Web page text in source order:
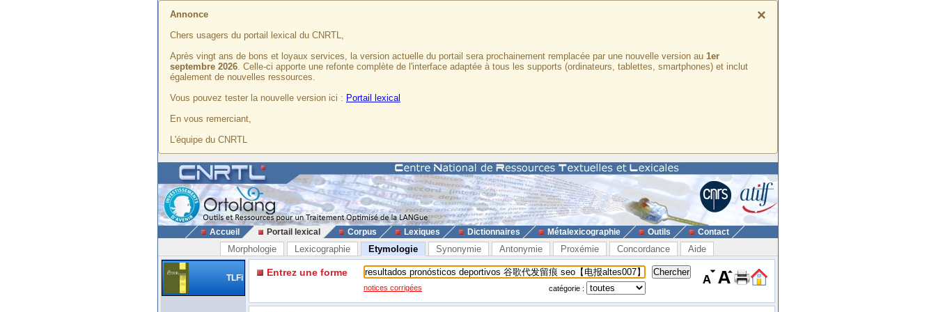
×
Annonce
Chers usagers du portail lexical du CNRTL,
Après vingt ans de bons et loyaux services, la version actuelle du portail sera prochainement remplacée par une nouvelle version au 1er
septembre 2026. Celle-ci apporte une refonte complète de l'interface adaptée à tous les supports (ordinateurs, tablettes, smartphones) et inclut
également de nouvelles ressources.
Vous pouvez tester la nouvelle version ici : Portail lexical
En vous remerciant,
L'équipe du CNRTL
Accueil Portail lexical Corpus Lexiques Dictionnaires Métalexicographie Outils Contact
Morphologie Lexicographie Etymologie Synonymie Antonymie Proxémie Concordance Aide
TLFi Entrez une forme
notices corrigées catégorie :